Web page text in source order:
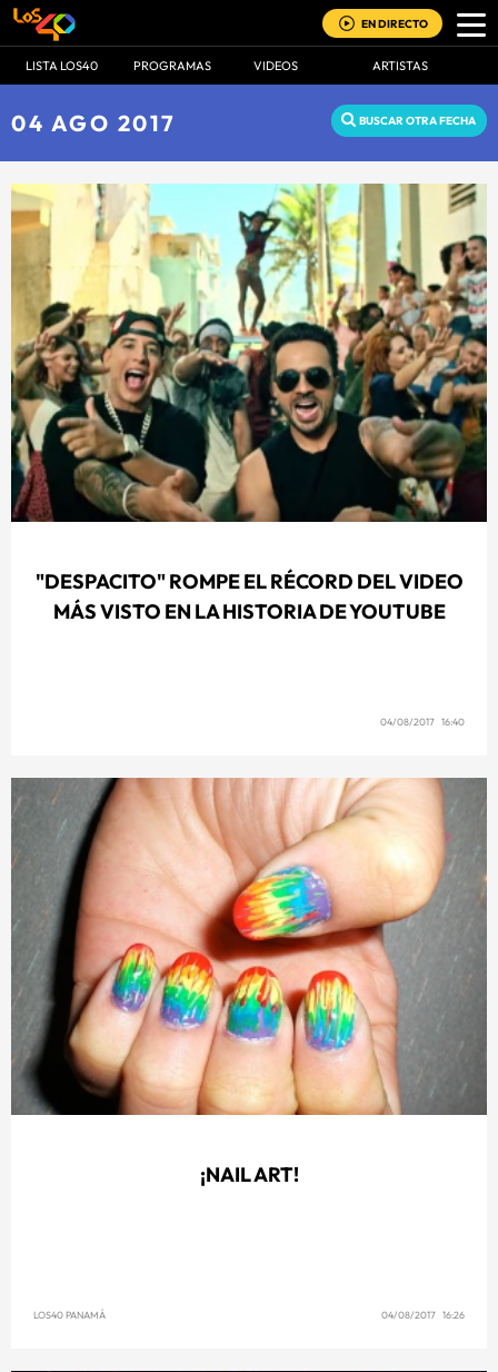
EN DIRECTO
LISTA LOS40 PROGRAMAS VIDEOS ARTISTAS
04 AGO 2017 BUSCAR OTRA FECHA
"DESPACITO" ROMPE EL RÉCORD DEL VIDEO
MÁS VISTO EN LA HISTORIA DE YOUTUBE
04/08/2017 16:40
¡NAIL ART!
LOS40 PANAMÁ 04/08/2017 16:26